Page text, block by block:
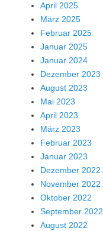
April 2025
März 2025
Februar 2025
Januar 2025
Januar 2024
Dezember 2023
August 2023
Mai 2023
April 2023
März 2023
Februar 2023
Januar 2023
Dezember 2022
November 2022
Oktober 2022
September 2022
August 2022